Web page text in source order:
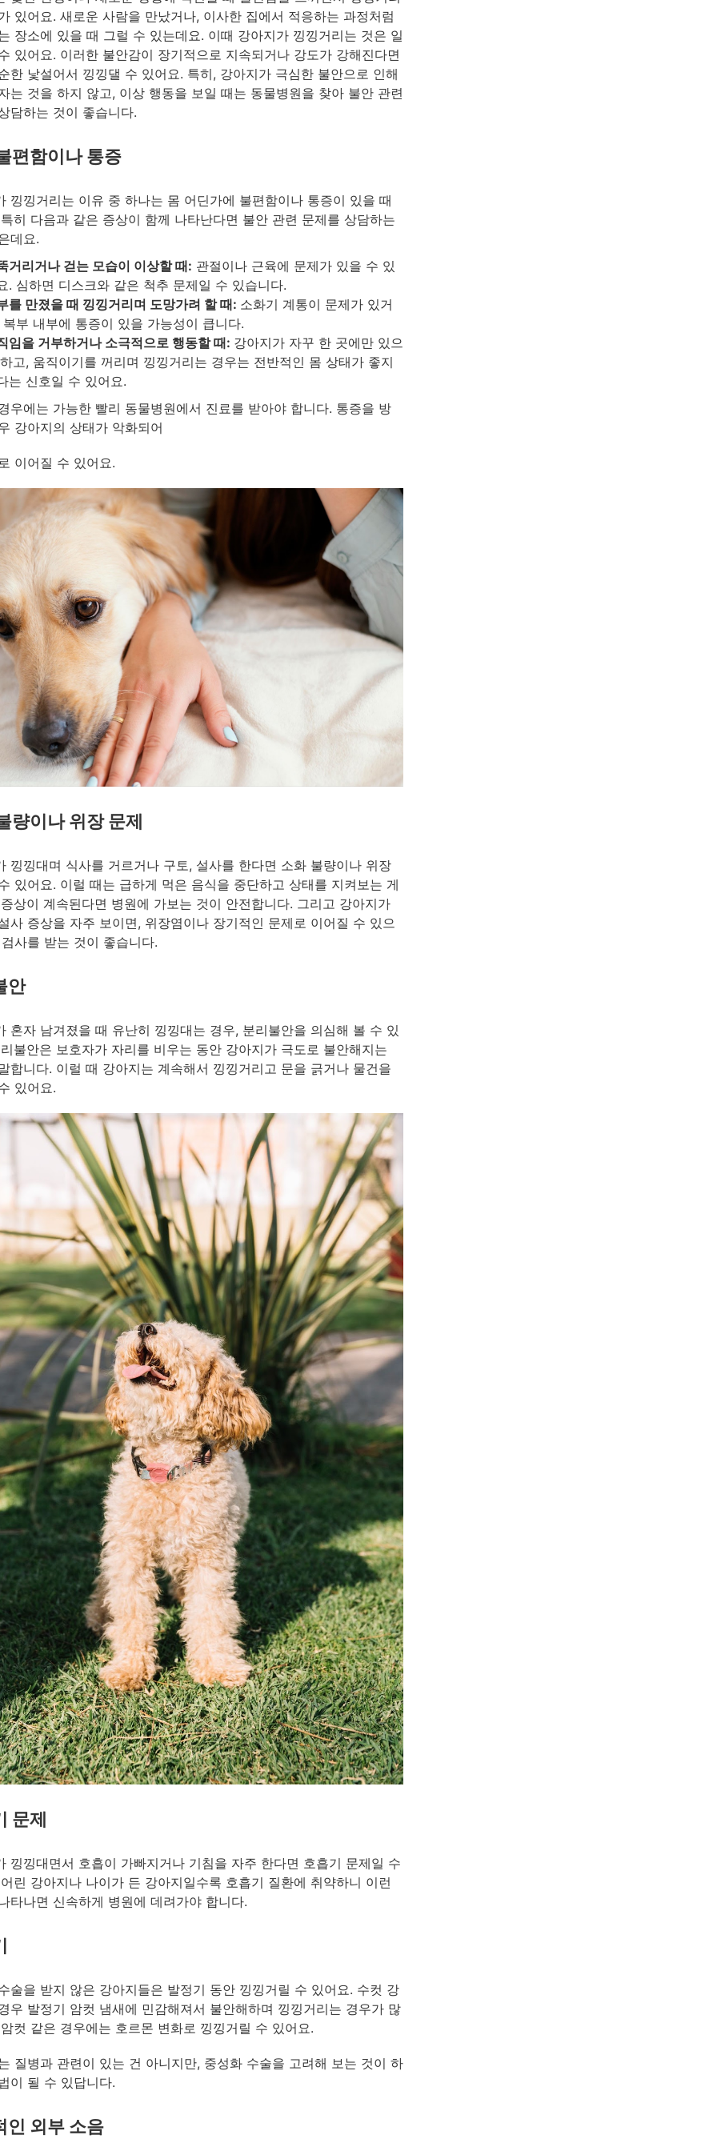
있어요. 새로운 사람을 만났거나, 이사한 집에서 적응하는 과정처럼
장소에 있을 때 그럴 수 있는데요. 이때 강아지가 낑낑거리는 것은 일
있어요. 이러한 불안감이 장기적으로 지속되거나 강도가 강해진다면
한 낯설어서 낑낑댈 수 있어요. 특히, 강아지가 극심한 불안으로 인해
는 것을 하지 않고, 이상 행동을 보일 때는 동물병원을 찾아 불안 관련
담하는 것이 좋습니다.
편함이나 통증
낑낑거리는 이유 중 하나는 몸 어딘가에 불편함이나 통증이 있을 때
히 다음과 같은 증상이 함께 나타난다면 불안 관련 문제를 상담하는
데요.
거리거나 걷는 모습이 이상할 때: 관절이나 근육에 문제가 있을 수 있
. 심하면 디스크와 같은 척추 문제일 수 있습니다.
를 만졌을 때 낑낑거리며 도망가려 할 때: 소화기 계통이 문제가 있거
복부 내부에 통증이 있을 가능성이 큽니다.
임을 거부하거나 소극적으로 행동할 때: 강아지가 자꾸 한 곳에만 있으
고, 움직이기를 꺼리며 낑낑거리는 경우는 전반적인 몸 상태가 좋지
는 신호일 수 있어요.
우에는 가능한 빨리 동물병원에서 진료를 받아야 합니다. 통증을 방
강아지의 상태가 악화되어
이어질 수 있어요.
량이나 위장 문제
낑낑대며 식사를 거르거나 구토, 설사를 한다면 소화 불량이나 위장
있어요. 이럴 때는 급하게 먹은 음식을 중단하고 상태를 지켜보는 게
상이 계속된다면 병원에 가보는 것이 안전합니다. 그리고 강아지가
사 증상을 자주 보이면, 위장염이나 장기적인 문제로 이어질 수 있으
사를 받는 것이 좋습니다.
안
혼자 남겨졌을 때 유난히 낑낑대는 경우, 분리불안을 의심해 볼 수 있
불안은 보호자가 자리를 비우는 동안 강아지가 극도로 불안해지는
합니다. 이럴 때 강아지는 계속해서 낑낑거리고 문을 긁거나 물건을
있어요.
문제
낑낑대면서 호흡이 가빠지거나 기침을 자주 한다면 호흡기 문제일 수
린 강아지나 나이가 든 강아지일수록 호흡기 질환에 취약하니 이런
타나면 신속하게 병원에 데려가야 합니다.
술을 받지 않은 강아지들은 발정기 동안 낑낑거릴 수 있어요. 수컷 강
우 발정기 암컷 냄새에 민감해져서 불안해하며 낑낑거리는 경우가 많
컷 같은 경우에는 호르몬 변화로 낑낑거릴 수 있어요.
질병과 관련이 있는 건 아니지만, 중성화 수술을 고려해 보는 것이 하
이 될 수 있답니다.
인 외부 소음